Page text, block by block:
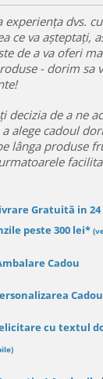
experiența dvs.
ce va așteptați,
de a va oferi
- dorim sa
decizia de a ne
a alege cadoul
lânga produse
Gratuită in
peste 300 lei*
Cadou
cu textul
)